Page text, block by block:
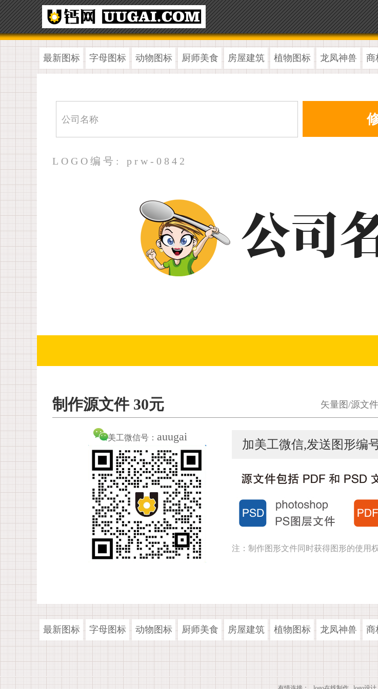
最新图标 字母图标 动物图标 厨师美食 房屋建筑 植物图标 龙凤神兽 商
LOGO编号: prw-0842
制作源文件 30元 矢量图/源文
美工微信号： auugai
加美工微信,发送图形编
注：制作图形文件同时获得图形的使用权
最新图标 字母图标 动物图标 厨师美食 房屋建筑 植物图标 龙凤神兽 商